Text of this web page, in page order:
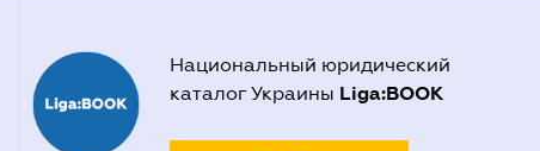
Национальный юридический
каталог Украины Liga:BOOK